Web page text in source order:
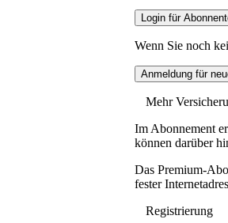
Wenn Sie noch
Mehr
Im Abonnement
können darüber
Das Premium-
fester
Registrierung